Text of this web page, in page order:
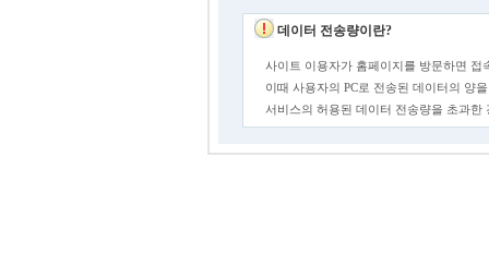
데이터 전송량이란?
사이트 이용자가 홈페이지를 방문하면 접
이때 사용자의 PC로 전송된 데이터의 양
서비스의 허용된 데이터 전송량을 초과